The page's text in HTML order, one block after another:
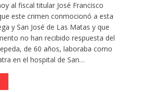
al fiscal titular José Francisco
este crimen conmocionó a esta
y San José de Las Matas y que
no han recibido respuesta del
de 60 años, laboraba como
en el hospital de San…